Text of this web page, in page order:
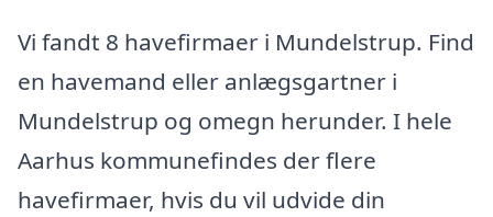
Vi fandt 8 havefirmaer i Mundelstrup. Find
en havemand eller anlægsgartner i
Mundelstrup og omegn herunder. I hele
Aarhus kommunefindes der flere
havefirmaer, hvis du vil udvide din